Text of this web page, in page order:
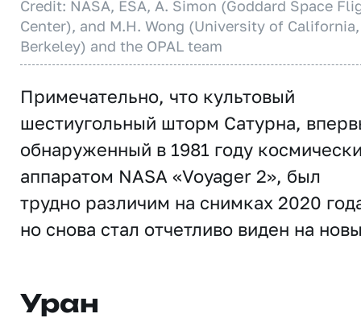
Credit: NASA, ESA, A. Simon (Goddard Space
Center), and M.H. Wong (University of California,
Berkeley) and the OPAL team
Примечательно, что культовый
шестиугольный шторм Сатурна,
обнаруженный в 1981 году
аппаратом NASA «Voyager 2», был
трудно различим на снимках 2020
но снова стал отчетливо виден на
Уран